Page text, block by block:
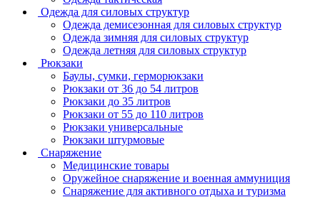
Одежда для силовых структур
Одежда демисезонная для силовых структур
Одежда зимняя для силовых структур
Одежда летняя для силовых структур
Рюкзаки
Баулы, сумки, герморюкзаки
Рюкзаки от 36 до 54 литров
Рюкзаки до 35 литров
Рюкзаки от 55 до 110 литров
Рюкзаки универсальные
Рюкзаки штурмовые
Снаряжение
Медицинские товары
Оружейное снаряжение и военная аммуниция
Снаряжение для активного отдыха и туризма